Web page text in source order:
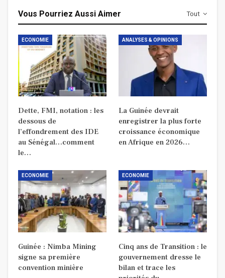
Tout
Vous Pourriez Aussi Aimer
ECONOMIE
Dette, FMI, notation : les
dessous de
l’effondrement des IDE
au Sénégal…comment
le…
ANALYSES & OPINIONS
La Guinée devrait
enregistrer la plus forte
croissance économique
en Afrique en 2026…
ECONOMIE
Guinée : Nimba Mining
signe sa première
convention minière
ECONOMIE
Cinq ans de Transition : le
gouvernement dresse le
bilan et trace les